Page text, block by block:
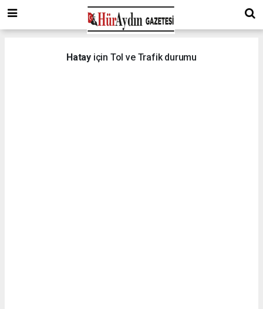
Hatay için Tol ve Trafik durumu